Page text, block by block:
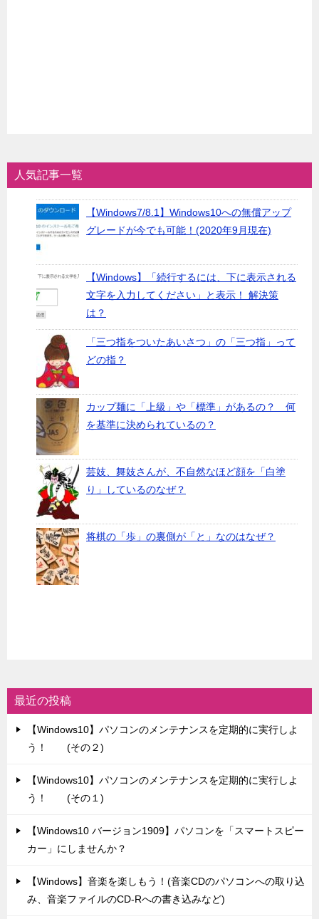
人気記事一覧
【Windows7/8.1】Windows10への無償アップ
グレードが今でも可能！(2020年9月現在)
【Windows】「続行するには、下に表示される
文字を入力してください」と表示！ 解決策
は？
「三つ指をついたあいさつ」の「三つ指」って
どの指？
カップ麺に「上級」や「標準」があるの？ 何
を基準に決められているの？
芸妓、舞妓さんが、不自然なほど顔を「白塗
り」しているのなぜ？
将棋の「歩」の裏側が「と」なのはなぜ？
最近の投稿
【Windows10】パソコンのメンテナンスを定期的に実行しよ
う！ (その２)
【Windows10】パソコンのメンテナンスを定期的に実行しよ
う！ (その１)
【Windows10 バージョン1909】パソコンを「スマートスピー
カー」にしませんか？
【Windows】音楽を楽しもう！(音楽CDのパソコンへの取り込
み、音楽ファイルのCD-Rへの書き込みなど)